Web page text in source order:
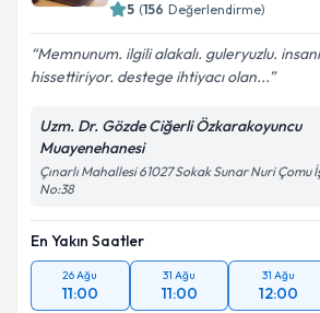
5 (156 Değerlendirme)
Memnunum. ilgili alakalı. guleryuzlu.
hissettiriyor. destege ihtiyacı olan...
Uzm. Dr. Gözde Ciğerli Özkarakoyuncu
Muayenehanesi
Çınarlı Mahallesi 61027 Sokak Sunar Nuri Çomu
No:38
En Yakın Saatler
26 Ağu
11:00
31 Ağu
11:00
31 Ağu
12:00